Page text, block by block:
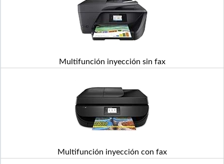
Multifunción inyección sin fax
Multifunción inyección con fax